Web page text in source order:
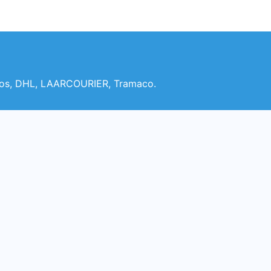
DHL, LAARCOURIER, Tramaco.